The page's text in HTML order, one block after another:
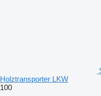
Holztransporter LKW
100